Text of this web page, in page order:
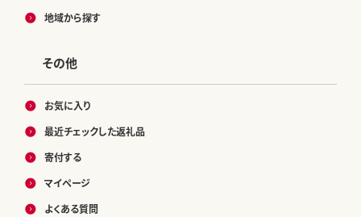
地域から探す
その他
お気に入り
最近チェックした返礼品
寄付する
マイページ
よくある質問